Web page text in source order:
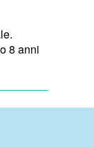
8 anni